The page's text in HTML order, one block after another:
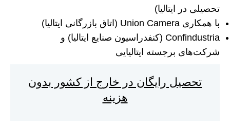
تحصیلی در ایتالیا)
با همکاری Union Camera (اتاق بازرگانی ایتالیا)
Confindustria (کنفدراسیون صنایع ایتالیا) و
شرکت‌های برجسته ایتالیایی
تحصیل رایگان در خارج از کشور بدون
هزینه